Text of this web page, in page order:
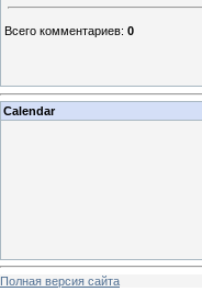
Всего комментариев: 0
Calendar
Полная версия сайта